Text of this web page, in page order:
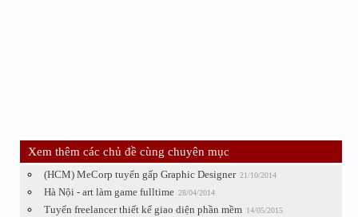
Xem thêm các chủ đề cùng chuyên mục
(HCM) MeCorp tuyển gấp Graphic Designer 21/10/2014
Hà Nội - art làm game fulltime 28/04/2014
Tuyển freelancer thiết kế giao diện phần mềm 14/05/2015